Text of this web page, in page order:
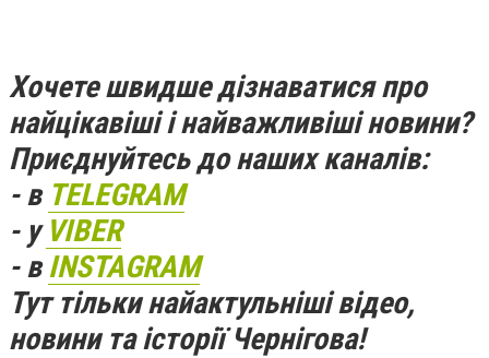
Хочете швидше дізнаватися про
найцікавіші і найважливіші новини?
Приєднуйтесь до наших каналів:
- в TELEGRAM
- у VIBER
- вINSTAGRAM
Тут тільки найактульніші відео,
новини та історії Чернігова!